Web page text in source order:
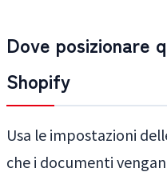
Dove posizionare
Shopify
Usa le impostazioni
che i documenti